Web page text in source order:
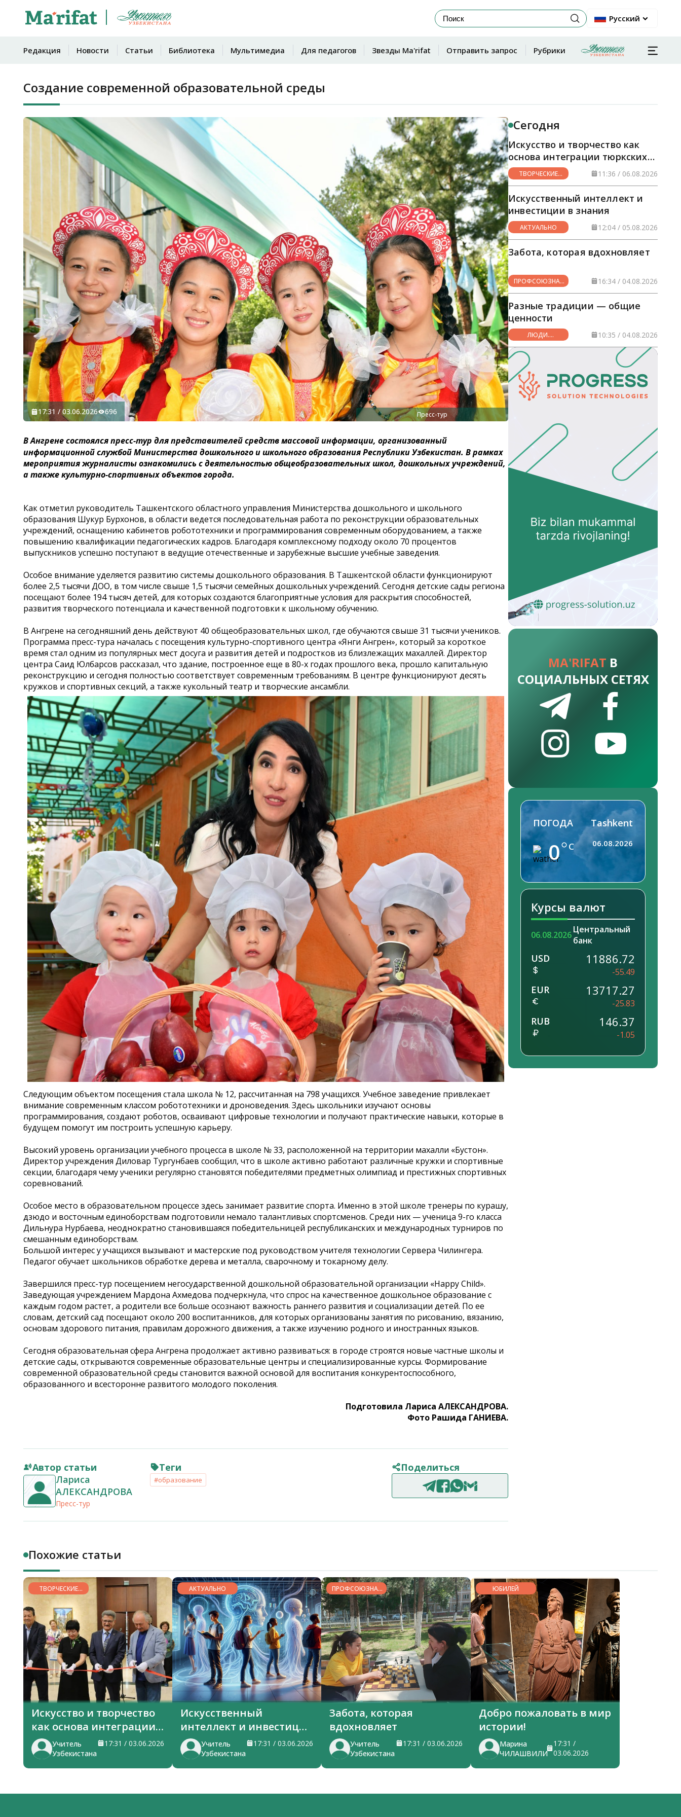
Русский
Редакция Новости Статьи Библиотека Мультимедиа Для педагогов Звезды Ma'rifat Отправить запрос Рубрики
Создание современной образовательной среды
Пресс-тур
17:31 / 03.06.2026 696
В Ангрене состоялся пресс-тур для представителей средств массовой информации, организованный
информационной службой Министерства дошкольного и школьного образования Республики Узбекистан. В рамках
мероприятия журналисты ознакомились с деятельностью общеобразовательных школ, дошкольных учреждений,
а также культурно-спортивных объектов города.
Как отметил руководитель Ташкентского областного управления Министерства дошкольного и школьного
образования Шукур Бурхонов, в области ведется последовательная работа по реконструкции образовательных
учреждений, оснащению кабинетов робототехники и программирования современным оборудованием, а также
повышению квалификации педагогических кадров. Благодаря комплексному подходу около 70 процентов
выпускников успешно поступают в ведущие отечественные и зарубежные высшие учебные заведения.
Особое внимание уделяется развитию системы дошкольного образования. В Ташкентской области функционируют
более 2,5 тысячи ДОО, в том числе свыше 1,5 тысячи семейных дошкольных учреждений. Сегодня детские сады региона
посещают более 194 тысяч детей, для которых создаются благоприятные условия для раскрытия способностей,
развития творческого потенциала и качественной подготовки к школьному обучению.
В Ангрене на сегодняшний день действуют 40 общеобразовательных школ, где обучаются свыше 31 тысячи учеников.
Программа пресс-тура началась с посещения культурно-спортивного центра «Янги Ангрен», который за короткое
время стал одним из популярных мест досуга и развития детей и подростков из близлежащих махаллей. Директор
центра Саид Юлбарсов рассказал, что здание, построенное еще в 80-х годах прошлого века, прошло капитальную
реконструкцию и сегодня полностью соответствует современным требованиям. В центре функционируют десять
кружков и спортивных секций, а также кукольный театр и творческие ансамбли.
Следующим объектом посещения стала школа № 12, рассчитанная на 798 учащихся. Учебное заведение привлекает
внимание современным классом робототехники и дроноведения. Здесь школьники изучают основы
программирования, создают роботов, осваивают цифровые технологии и получают практические навыки, которые в
будущем помогут им построить успешную карьеру.
Высокий уровень организации учебного процесса в школе № 33, расположенной на территории махалли «Бустон».
Директор учреждения Диловар Тургунбаев сообщил, что в школе активно работают различные кружки и спортивные
секции, благодаря чему ученики регулярно становятся победителями предметных олимпиад и престижных спортивных
соревнований.
Особое место в образовательном процессе здесь занимает развитие спорта. Именно в этой школе тренеры по курашу,
дзюдо и восточным единоборствам подготовили немало талантливых спортсменов. Среди них — ученица 9-го класса
Дильнура Нурбаева, неоднократно становившаяся победительницей республиканских и международных турниров по
смешанным единоборствам.
Большой интерес у учащихся вызывают и мастерские под руководством учителя технологии Сервера Чилингера.
Педагог обучает школьников обработке дерева и металла, сварочному и токарному делу.
Завершился пресс-тур посещением негосударственной дошкольной образовательной организации «Happy Child».
Заведующая учреждением Мардона Ахмедова подчеркнула, что спрос на качественное дошкольное образование с
каждым годом растет, а родители все больше осознают важность раннего развития и социализации детей. По ее
словам, детский сад посещают около 200 воспитанников, для которых организованы занятия по рисованию, вязанию,
основам здорового питания, правилам дорожного движения, а также изучению родного и иностранных языков.
Сегодня образовательная сфера Ангрена продолжает активно развиваться: в городе строятся новые частные школы и
детские сады, открываются современные образовательные центры и специализированные курсы. Формирование
современной образовательной среды становится важной основой для воспитания конкурентоспособного,
образованного и всесторонне развитого молодого поколения.
Подготовила Лариса АЛЕКСАНДРОВА.
Фото Рашида ГАНИЕВА.
Автор статьи
Лариса
АЛЕКСАНДРОВА
Пресс-тур
Теги
#образование
Поделиться
Сегодня
Искусство и творчество как
основа интеграции тюркских
стран
ТВОРЧЕСКИЕ
ГОРИЗОНТЫ
11:36 / 06.08.2026
Искусственный интеллект и
инвестиции в знания
АКТУАЛЬНО 12:04 / 05.08.2026
Забота, которая вдохновляет
ПРОФСОЮЗНАЯ
ЖИЗНЬ
16:34 / 04.08.2026
Разные традиции — общие
ценности
ЛЮДИ.
СОБЫТИЯ.
ФАКТЫ
10:35 / 04.08.2026
MA'RIFAT В
СОЦИАЛЬНЫХ СЕТЯХ
ПОГОДА
0 C
Tashkent
06.08.2026
Курсы валют
06.08.2026Центральный
банк
USD 11886.72
-55.49
EUR 13717.27
-25.83
RUB 146.37
-1.05
Похожие статьи
ТВОРЧЕСКИЕ
ГОРИЗОНТЫ
Искусство и творчество
как основа интеграции
тюркских стран
Учитель
Узбекистана
17:31 / 03.06.2026
АКТУАЛЬНО
Искусственный
интеллект и инвестиции
в знания
Учитель
Узбекистана
17:31 / 03.06.2026
ПРОФСОЮЗНАЯ
ЖИЗНЬ
Забота, которая
вдохновляет
Учитель
Узбекистана
17:31 / 03.06.2026
ЮБИЛЕЙ
Добро пожаловать в мир
истории!
Марина
ЧИЛАШВИЛИ
17:31 /
03.06.2026